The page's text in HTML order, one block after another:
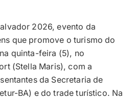
2026, evento da
que promove o turismo do
quinta-feira (5), no
(Stella Maris), com a
da Secretaria de
BA) e do trade turístico. Na